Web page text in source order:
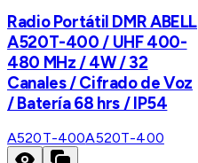
Radio Portátil DMR ABELL
A520T-400 / UHF 400-
480 MHz / 4W / 32
Canales / Cifrado de Voz
/ Batería 68 hrs / IP54
A520T-400A520T-400